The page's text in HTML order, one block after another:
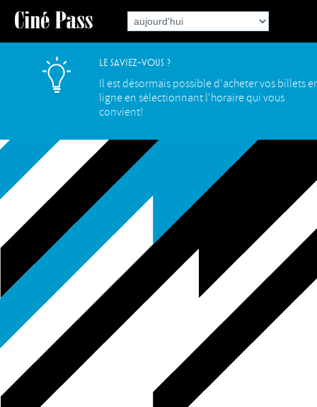
Le saviez-vous ?
Il est désormais possible d'acheter vos billets
ligne en sélectionnant l'horaire qui vous
convient!